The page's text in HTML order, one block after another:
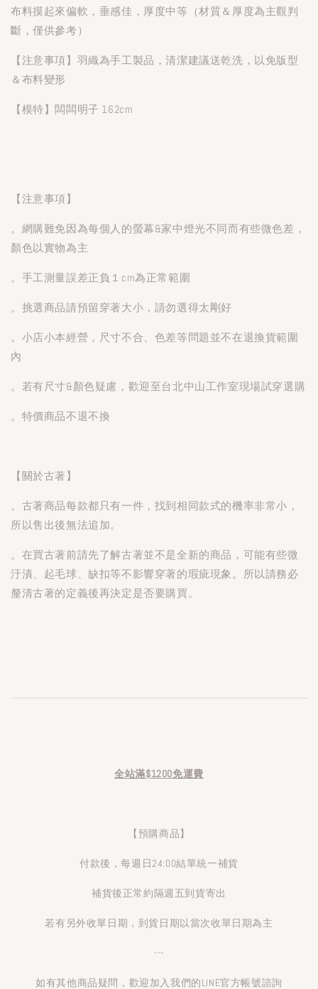
布料摸起來偏軟，垂感佳，厚度中等（材質＆厚度為主觀判
斷，僅供參考）
【注意事項】羽織為手工製品，清潔建議送乾洗，以免版型
＆布料變形
【模特】闆闆明子 162cm
【注意事項】
。網購難免因為每個人的螢幕&家中燈光不同而有些微色差，
顏色以實物為主
。手工測量誤差正負１cm為正常範圍
。挑選商品請預留穿著大小，請勿選得太剛好
。小店小本經營，尺寸不合、色差等問題並不在退換貨範圍
內
。若有尺寸&顏色疑慮，歡迎至台北中山工作室現場試穿選購
。特價商品不退不換
【關於古著】
。古著商品每款都只有一件，找到相同款式的機率非常小，
所以售出後無法追加。
。在買古著前請先了解古著並不是全新的商品，可能有些微
汙漬、起毛球、缺扣等不影響穿著的瑕疵現象。所以請務必
釐清古著的定義後再決定是否要購買。
全站滿$1200免運費
【預購商品】
付款後，每週日24:00結單統一補貨
補貨後正常約隔週五到貨寄出
若有另外收單日期，到貨日期以當次收單日期為主
---
如有其他商品疑問，歡迎加入我們的LINE官方帳號諮詢